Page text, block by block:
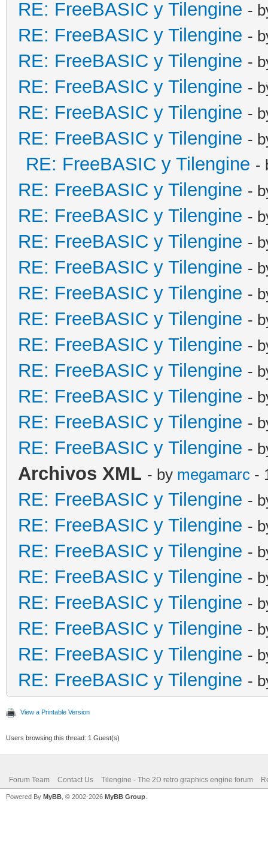
RE: FreeBASIC y Tilengine -
RE: FreeBASIC y Tilengine -
RE: FreeBASIC y Tilengine -
RE: FreeBASIC y Tilengine -
RE: FreeBASIC y Tilengine -
RE: FreeBASIC y Tilengine -
RE: FreeBASIC y Tilengine -
RE: FreeBASIC y Tilengine -
RE: FreeBASIC y Tilengine -
RE: FreeBASIC y Tilengine -
RE: FreeBASIC y Tilengine -
RE: FreeBASIC y Tilengine -
RE: FreeBASIC y Tilengine -
RE: FreeBASIC y Tilengine -
RE: FreeBASIC y Tilengine -
RE: FreeBASIC y Tilengine -
RE: FreeBASIC y Tilengine -
RE: FreeBASIC y Tilengine -
Archivos XML - by megamarc -
RE: FreeBASIC y Tilengine -
RE: FreeBASIC y Tilengine -
RE: FreeBASIC y Tilengine -
RE: FreeBASIC y Tilengine -
RE: FreeBASIC y Tilengine -
RE: FreeBASIC y Tilengine -
RE: FreeBASIC y Tilengine -
RE: FreeBASIC y Tilengine -
View a Printable Version
Users browsing this thread: 1 Guest(s)
Forum Team Contact Us Tilengine - The 2D retro graphics engine forum
Powered By MyBB , © 2002-2026 MyBB Group